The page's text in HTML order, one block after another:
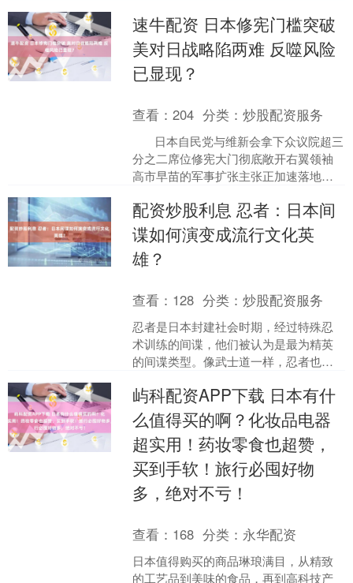
其“真实社交”平台上写道....
速牛配资 日本修宪门槛突破
美对日战略陷两难 反噬风险
已显现？
查看：204 分类：炒股配资服务
日本自民党与维新会拿下众议院超三
分之二席位修宪大门彻底敞开右翼领袖
高市早苗的军事扩张主张正加速落地。
入自我设下的....
配资炒股利息 忍者：日本间
谍如何演变成流行文化英
雄？
查看： 128 分类：炒股配资服务
忍者是日本封建社会时期，经过特殊忍
术训练的间谍，他们被认为是最为精英
的间谍类型。像武士道一样，忍者也有
为傲。 为了更好地执行任....
屿科配资APP下载 日本有什
么值得买的啊？化妆品电器
超实用！药妆零食也超赞，
买到手软！旅行必囤好物
多，绝对不亏！
查看： 168 分类： 永华配资
日本值得购买的商品琳琅满目，从精致
的工艺品到美味的食品，再到高科技产